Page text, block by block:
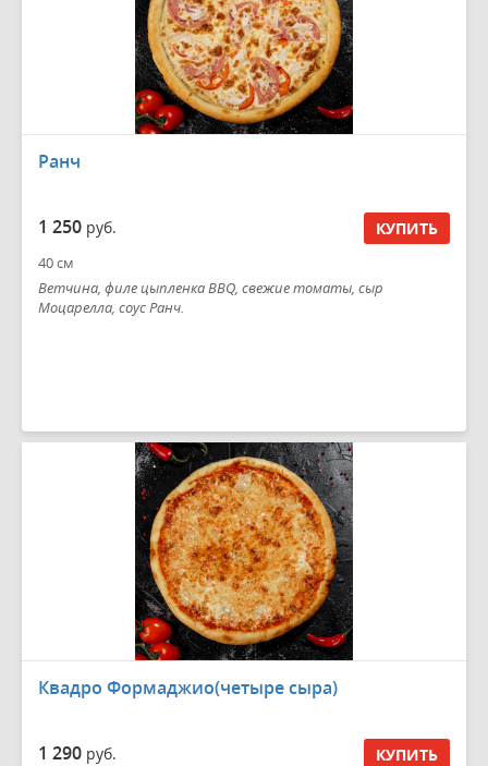
Ранч
1 250 руб. КУПИТЬ
40 см
Ветчина, филе цыпленка BBQ, свежие томаты, сыр
Моцарелла, соус Ранч.
Квадро Формаджио(четыре сыра)
1 290 руб. КУПИТЬ